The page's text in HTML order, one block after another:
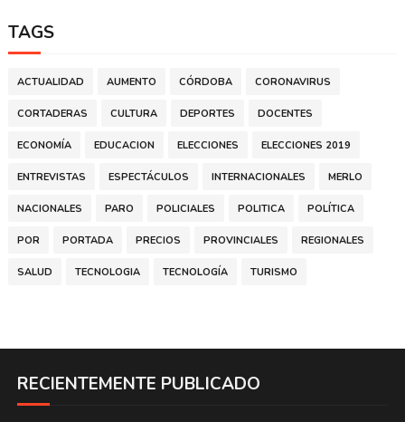
TAGS
ACTUALIDAD AUMENTO CÓRDOBA CORONAVIRUS
CORTADERAS CULTURA DEPORTES DOCENTES
ECONOMÍA EDUCACION ELECCIONES ELECCIONES 2019
ENTREVISTAS ESPECTÁCULOS INTERNACIONALES MERLO
NACIONALES PARO POLICIALES POLITICA POLÍTICA
POR PORTADA PRECIOS PROVINCIALES REGIONALES
SALUD TECNOLOGIA TECNOLOGÍA TURISMO
RECIENTEMENTE PUBLICADO